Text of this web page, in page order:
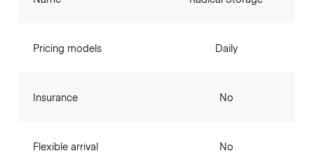
Pricing models
Insurance
Flexible arrival
Daily
No
No